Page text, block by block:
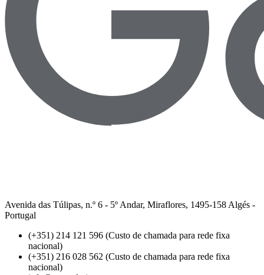
Avenida das Túlipas, n.º 6 - 5º Andar, Miraflores, 1495-158 Algés -
Portugal
(+351) 214 121 596 (Custo de chamada para rede fixa
nacional)
(+351) 216 028 562 (Custo de chamada para rede fixa
nacional)